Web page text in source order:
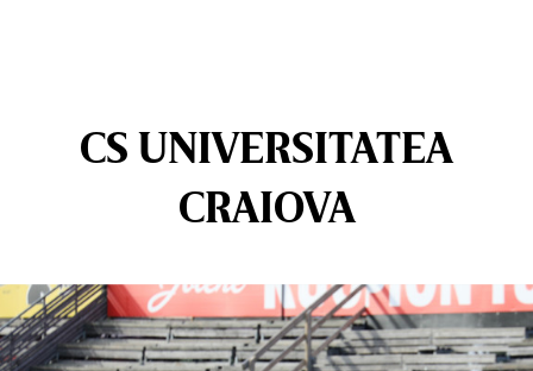
CS UNIVERSITATEA
CRAIOVA